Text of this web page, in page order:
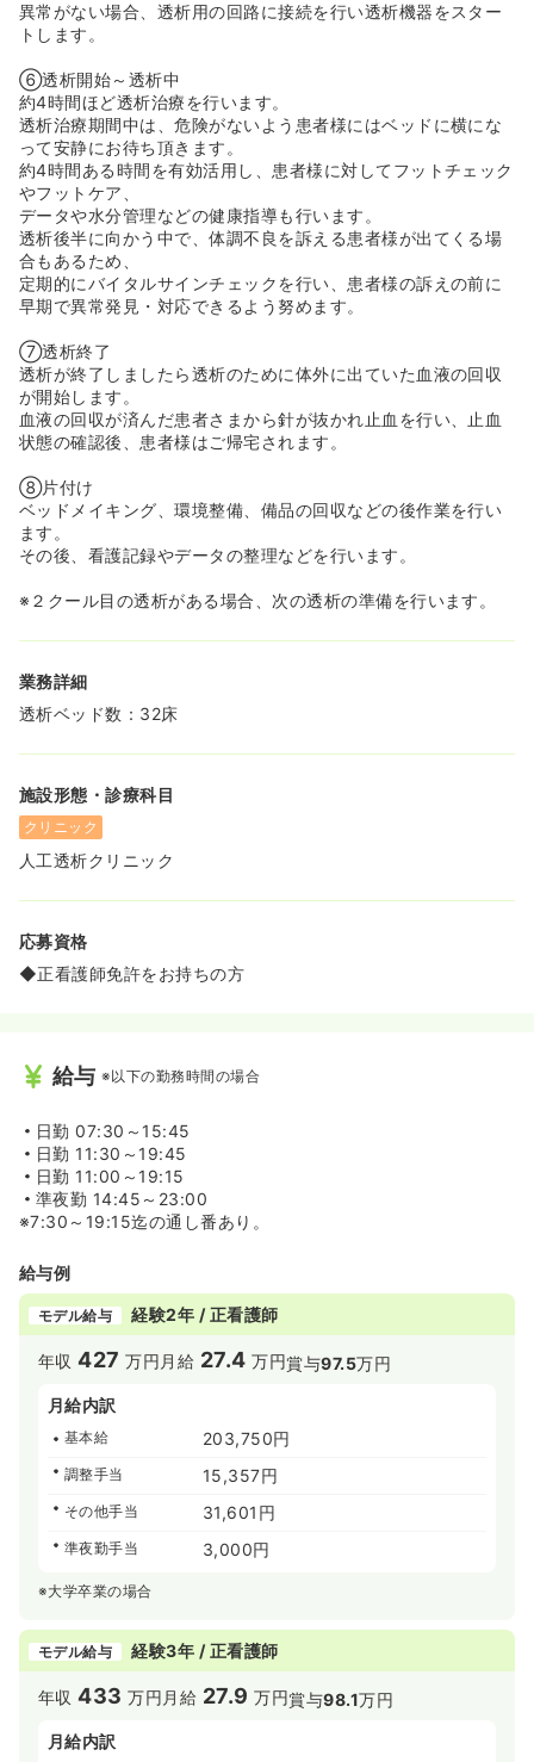
≪福利厚生もしっかり♪≫
析施設を展開している善仁会グループの関連施設なので、
福利厚生や研修制度もしっかり充実しており安心して働い
ていただけます！
◆独身寮完備・育休産休取得可能・食事補助あり等、様々
なサポートが受けられます♪
異常がない場合、透析用の回路に接続を行い透析機器をスター
トします。
⑥透析開始～透析中
約4時間ほど透析治療を行います。
透析治療期間中は、危険がないよう患者様にはベッドに横にな
って安静にお待ち頂きます。
約4時間ある時間を有効活用し、患者様に対してフットチェック
やフットケア、
データや水分管理などの健康指導も行います。
透析後半に向かう中で、体調不良を訴える患者様が出てくる場
合もあるため、
定期的にバイタルサインチェックを行い、患者様の訴えの前に
早期で異常発見・対応できるよう努めます。
⑦透析終了
透析が終了しましたら透析のために体外に出ていた血液の回収
が開始します。
血液の回収が済んだ患者さまから針が抜かれ止血を行い、止血
状態の確認後、患者様はご帰宅されます。
⑧片付け
ベッドメイキング、環境整備、備品の回収などの後作業を行い
ます。
その後、看護記録やデータの整理などを行います。
※２クール目の透析がある場合、次の透析の準備を行います。
業務詳細
透析ベッド数：32床
施設形態・診療科目
クリニック
人工透析クリニック
応募資格
◆正看護師免許をお持ちの方
給与 ※以下の勤務時間の場合
日勤 07:30～15:45
日勤 11:30～19:45
日勤 11:00～19:15
準夜勤 14:45～23:00
※7:30～19:15迄の通し番あり。
給与例
モデル給与 経験2年 / 正看護師
年収427 万円 月給 27.4 万円賞与97.5万円
月給内訳
基本給 203,750円
調整手当 15,357円
その他手当 31,601円
準夜勤手当 3,000円
※大学卒業の場合
モデル給与 経験3年 / 正看護師
年収433 万円 月給 27.9 万円賞与98.1万円
月給内訳